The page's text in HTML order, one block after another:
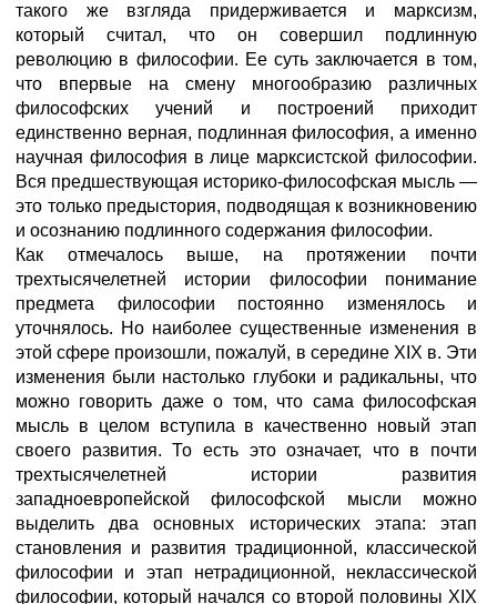
такого же взгляда придерживается и марксизм,
который считал, что он совершил подлинную
революцию в философии. Ее суть заключается в том,
что впервые на смену многообразию различных
философских учений и построений приходит
единственно верная, подлинная философия, а именно
научная философия в лице марксистской философии.
Вся предшествующая историко-философская мысль —
это только предыстория, подводящая к возникновению
и осознанию подлинного содержания философии.
Как отмечалось выше, на протяжении почти
трехтысячелетней истории философии понимание
предмета философии постоянно изменялось и
уточнялось. Но наиболее существенные изменения в
этой сфере произошли, пожалуй, в середине XIX в. Эти
изменения были настолько глубоки и радикальны, что
можно говорить даже о том, что сама философская
мысль в целом вступила в качественно новый этап
своего развития. То есть это означает, что в почти
трехтысячелетней истории развития
западноевропейской философской мысли можно
выделить два основных исторических этапа: этап
становления и развития традиционной, классической
философии и этап нетрадиционной, неклассической
философии, который начался со второй половины XIX